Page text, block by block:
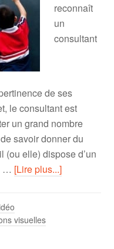
reconnaît
un
consultant
de ses
le consultant est
un grand nombre
savoir donner du
(ou elle) dispose d’un
… [Lire plus...]
visuelles